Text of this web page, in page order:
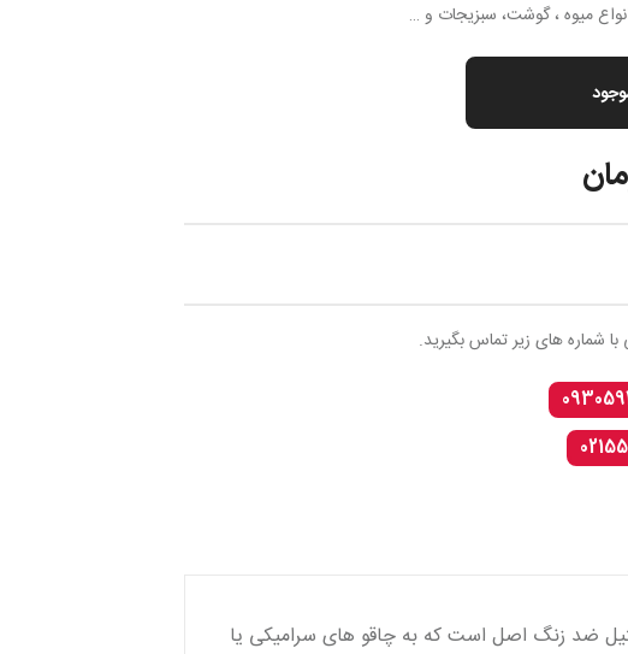
میوه ، گوشت، سبزیجات و …
با شماره های زیر تماس بگیرید.
ضد زنگ اصل است که به چاقو های سرامیکی یا